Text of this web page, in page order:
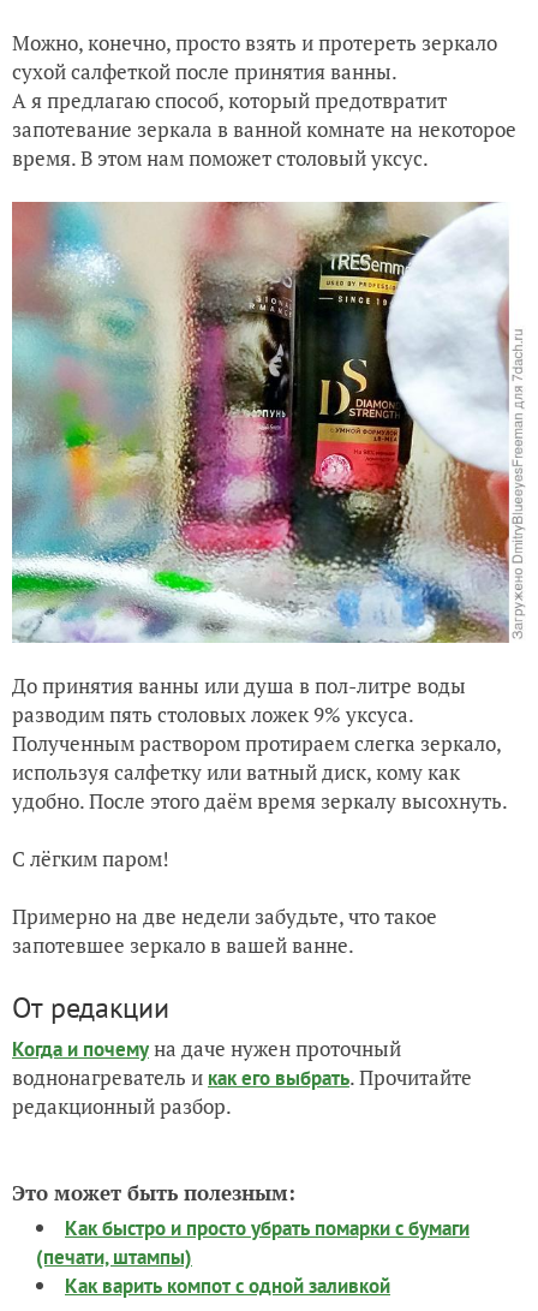
Можно, конечно, просто взять и протереть зеркало
сухой салфеткой после принятия ванны.
А я предлагаю способ, который предотвратит
запотевание зеркала в ванной комнате на некоторое
время. В этом нам поможет столовый уксус.
До принятия ванны или душа в пол-литре воды
разводим пять столовых ложек 9% уксуса.
Полученным раствором протираем слегка зеркало,
используя салфетку или ватный диск, кому как
удобно. После этого даём время зеркалу высохнуть.
С лёгким паром!
Примерно на две недели забудьте, что такое
запотевшее зеркало в вашей ванне.
От редакции
Когда и почемуна даче нужен проточный
воднонагреватель и как его выбрать. Прочитайте
редакционный разбор.
Это может быть полезным:
Как быстро и просто убрать помарки с бумаги
(печати, штампы)
Как варить компот с одной заливкой